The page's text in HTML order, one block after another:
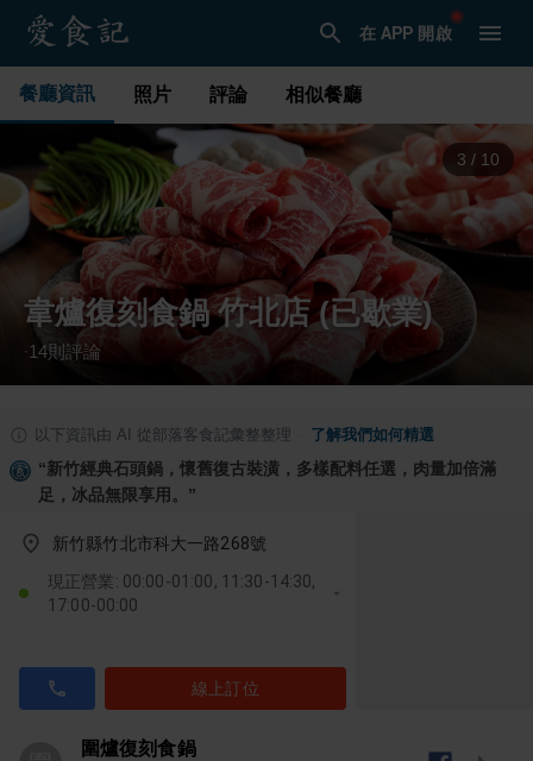
在 APP 開啟
餐廳資訊 照片 評論 相似餐廳
3 / 10
韋爐復刻食鍋 竹北店 (已歇業)
·14則評論
以下資訊由 AI 從部落客食記彙整整理 了解我們如何精選
“新竹經典石頭鍋，懷舊復古裝潢，多樣配料任選，肉量加倍滿
足，冰品無限享用。 ”
新竹縣竹北市科大一路268號
現正營業: 00:00-01:00, 11:30-14:30,
17:00-00:00
線上訂位
圍爐復刻食鍋